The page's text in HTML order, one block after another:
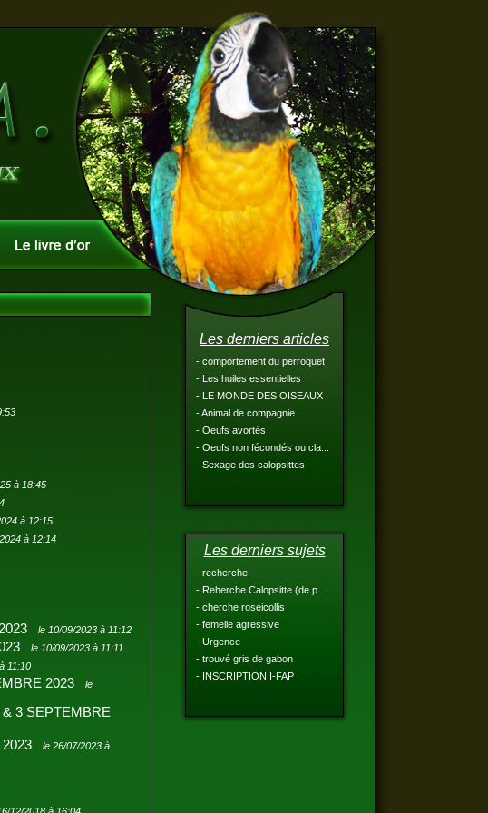
à 18:45
à 12:15
à 12:14
le 10/09/2023 à 11:12
le 10/09/2023 à 11:11
11:10
2023
le
3 SEPTEMBRE
2023
le 26/07/2023 à
Les derniers articles
- comportement du perroquet
- Les huiles essentielles
- LE MONDE DES OISEAUX
- Animal de compagnie
- Oeufs avortés
- Oeufs non fécondés ou cla...
- Sexage des calopsittes
Les derniers sujets
- recherche
- Reherche Calopsitte (de p...
- cherche roseicollis
- femelle agressive
- Urgence
- trouvé gris de gabon
- INSCRIPTION I-FAP